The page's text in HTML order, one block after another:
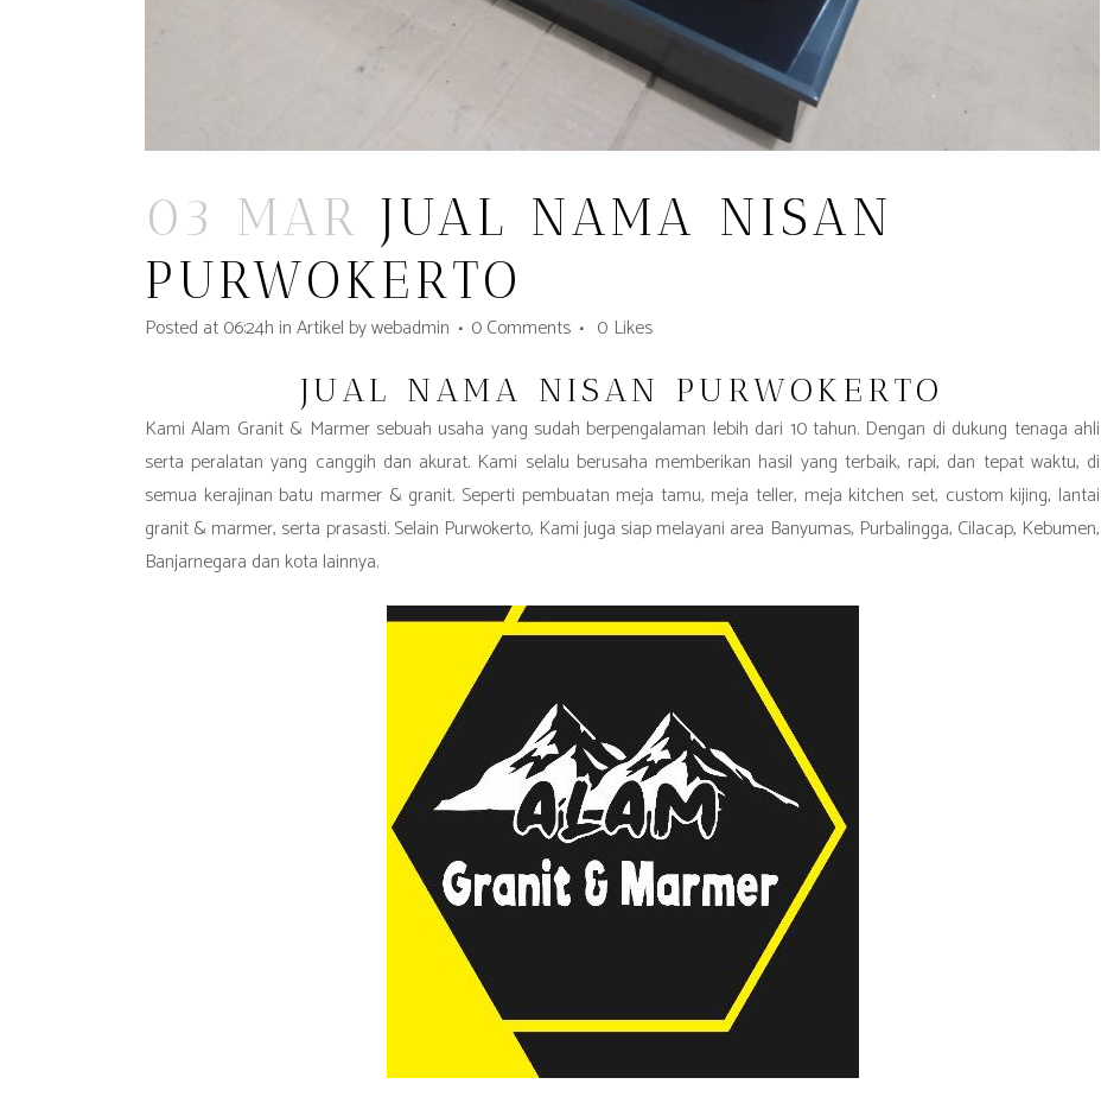
03 MAR JUAL NAMA NISAN
PURWOKERTO
Posted at 06:24h inArtikel bywebadmin 0 Comments 0 Likes
JUAL NAMA NISAN PURWOKERTO
Kami Alam Granit & Marmer sebuah usaha yang sudah berpengalaman lebih dari 10 tahun. Dengan di dukung tenaga ahli
serta peralatan yang canggih dan akurat. Kami selalu berusaha memberikan hasil yang terbaik, rapi, dan tepat waktu, di
semua kerajinan batu marmer & granit. Seperti pembuatan meja tamu, meja teller, meja kitchen set, custom kijing, lantai
granit & marmer, serta prasasti. Selain Purwokerto, Kami juga siap melayani area Banyumas, Purbalingga, Cilacap, Kebumen,
Banjarnegara dan kota lainnya.